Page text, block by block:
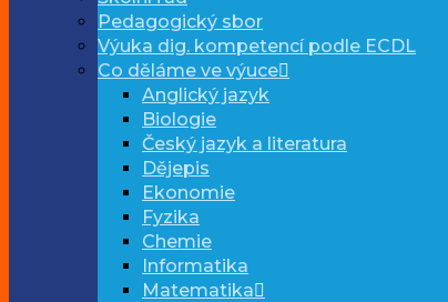
Pedagogický sbor
Výuka dig. kompetencí podle ECDL
Co děláme ve výuce
Anglický jazyk
Biologie
Český jazyk a literatura
Dějepis
Ekonomie
Fyzika
Chemie
Informatika
Matematika